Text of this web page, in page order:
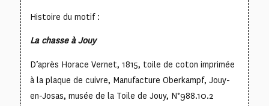
Histoire du motif :
La chasse à Jouy
D’après Horace Vernet, 1815, toile de coton imprimée
à la plaque de cuivre, Manufacture Oberkampf, Jouy-
en-Josas, musée de la Toile de Jouy, N°988.10.2